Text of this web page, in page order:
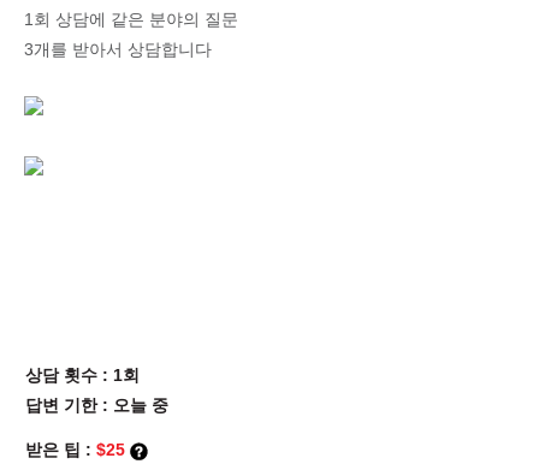
1회 상담에 같은 분야의 질문
3개를 받아서 상담합니다
상담 횟수 : 1회
답변 기한 : 오늘 중
받은 팁 : $25